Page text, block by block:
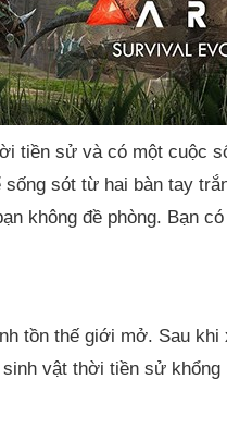
tiền sử và có một cuộc
sót từ hai bàn tay
không đề phòng. Bạn
tồn thế giới mở. Sau khi
vật thời tiền sử khổng